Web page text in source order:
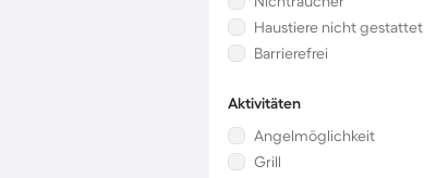
Haustiere nicht gestattet
Barrierefrei
Aktivitäten
Angelmöglichkeit
Grill